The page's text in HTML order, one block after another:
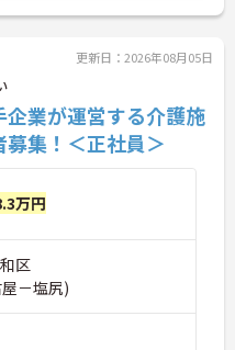
軽にご相談くだ更新日：2026年08月05日
企業が運営する介護施
集！＜正社員＞
万円
区
－塩尻)